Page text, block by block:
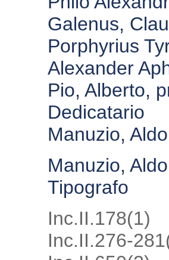
Galenus,
Porphyrius
Alexander
Pio, Alberto,
Dedicatario
Manuzio,
Manuzio,
Tipografo
Inc.II.178(1)
Inc.II.276-